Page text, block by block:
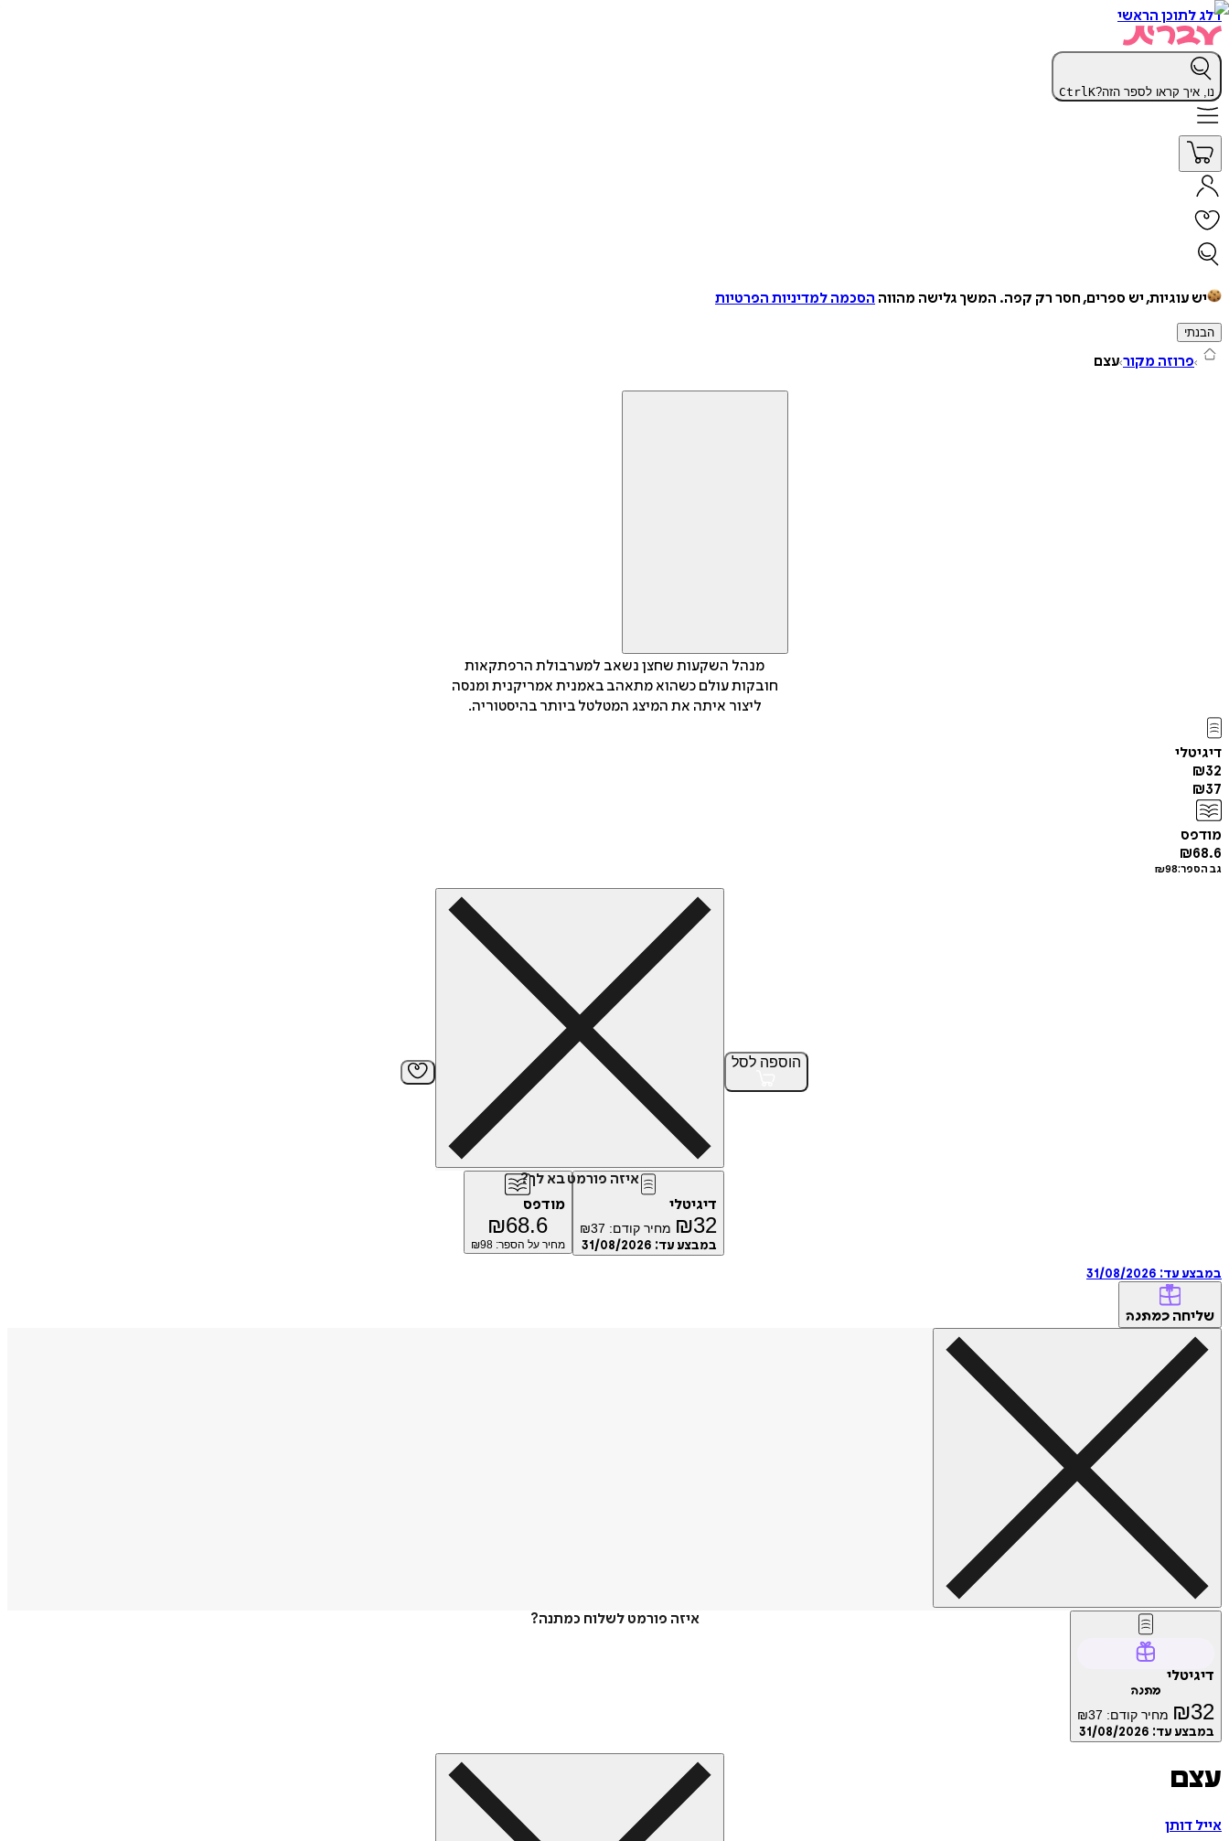
דלג לתוכן הראשי
נו, איך קראו לספר הזה? CtrlK
יש עוגיות, יש ספרים, חסר רק קפה. המשך גלישה מהווה הסכמה למדיניות הפרטיות
הבנתי
פרוזה מקור עצם
מנהל השקעות שחצן נשאב למערבולת הרפתקאות
חובקות עולם כשהוא מתאהב באמנית אמריקנית ומנסה
ליצור איתה את המיצג המטלטל ביותר בהיסטוריה.
דיגיטלי
₪32
₪37
מודפס
₪68.6
גב הספר: ₪98
הוספה לסל
איזה פורמט בא לך?
דיגיטלי
₪32 מחיר קודם: ₪37
במבצע עד: 31/08/2026
מודפס
₪68.6
מחיר על הספר: ₪98
במבצע עד: 31/08/2026
שליחה כמתנה
איזה פורמט לשלוח כמתנה?
דיגיטלי
מתנה
₪32 מחיר קודם: ₪37
במבצע עד: 31/08/2026
עצם
אייל דותן